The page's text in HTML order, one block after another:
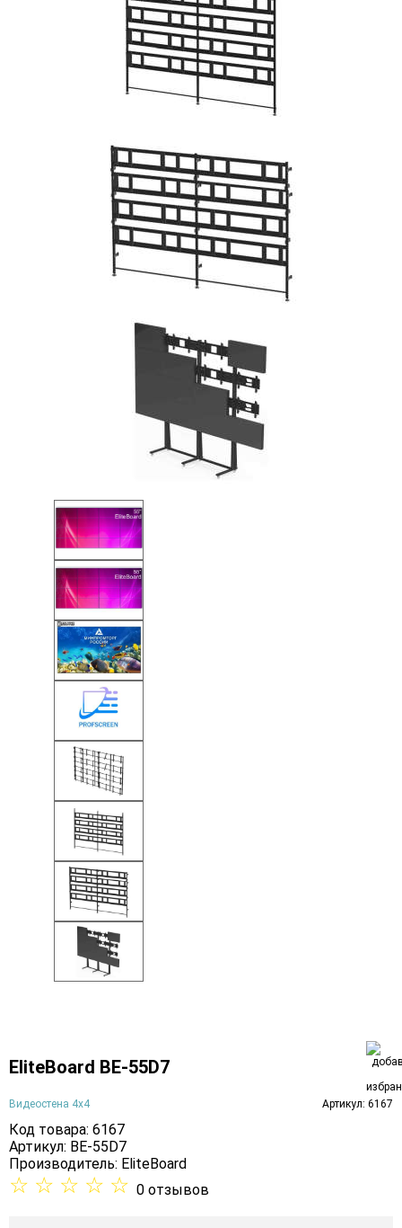
EliteBoard BE-55D7
Видеостена 4х4 Артикул: 6167
Код товара: 6167
Артикул: BE-55D7
Производитель: EliteBoard
☆ ☆ ☆ ☆ ☆ 0 отзывов